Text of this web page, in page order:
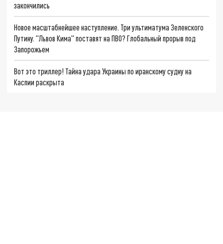
закончились
Новое масштабнейшее наступление. Три ультиматума Зеленского
Путину. "Львов Кима" поставят на ПВО? Глобальный прорыв под
Запорожьем
Вот это триллер! Тайна удара Украины по иранскому судну на
Каспии раскрыта